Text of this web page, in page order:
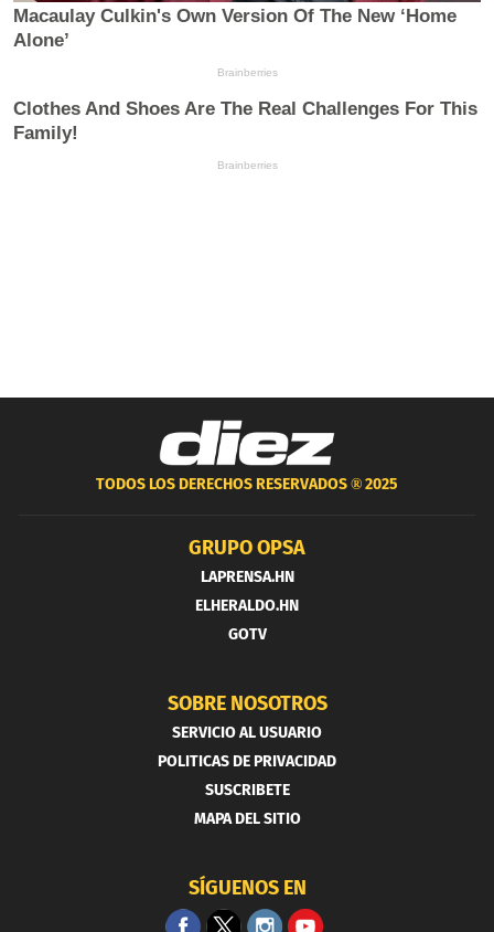
TODOS LOS DERECHOS RESERVADOS ®2025
GRUPO OPSA
LAPRENSA.HN
ELHERALDO.HN
GOTV
SOBRE NOSOTROS
SERVICIO AL USUARIO
POLITICAS DE PRIVACIDAD
SUSCRIBETE
MAPA DEL SITIO
SÍGUENOS EN